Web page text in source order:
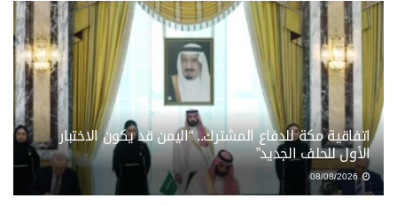
اتفاقية مكة للدفاع المشترك.. “اليمن قد يكون الاختبار
الأول للحلف الجديد”
08/08/2026